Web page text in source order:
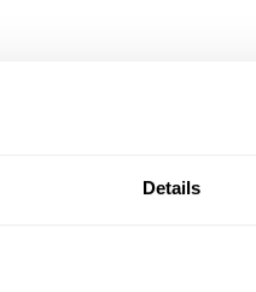
Details